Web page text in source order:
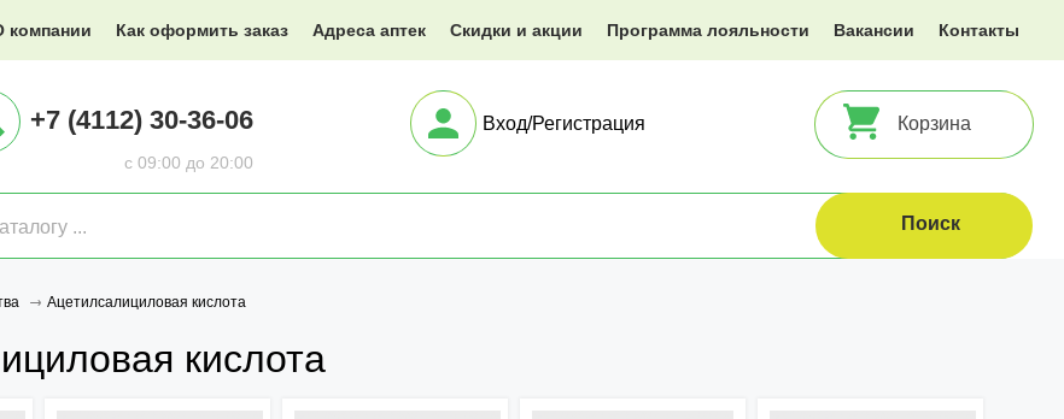
компании Как оформить заказ Адреса аптек Скидки и акции Программа лояльности Вакансии Контакты
с 09:00 до 20:00
+7 (4112) 30-36-06 Корзина
Вход/Регистрация
Ацетилсалициловая кислота
кислота